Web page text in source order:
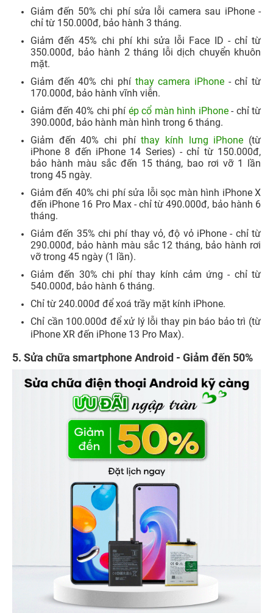
Giảm đến 50% chi phí sửa lỗi camera sau iPhone -
chỉ từ 150.000đ, bảo hành 3 tháng.​
Giảm đến 45% chi phí khi sửa lỗi Face ID - chỉ từ
350.000đ, bảo hành 2 tháng lỗi dịch chuyển khuôn
mặt.
Giảm đến 40% chi phí thay camera iPhone- chỉ từ
170.000đ, bảo hành vĩnh viễn.
Giảm đến 40% chi phí ép cổ màn hình iPhone- chỉ từ
390.000đ, bảo hành màn hình trong 6 tháng.
Giảm đến 40% chi phíthay kính lưng iPhone (từ
iPhone 8 đến iPhone 14 Series) - chỉ từ 150.000đ,
bảo hành màu sắc đến 15 tháng, bao rơi vỡ 1 lần
trong 45 ngày.
Giảm đến 40% chi phí sửa lỗi sọc màn hình iPhone X
đến iPhone 16 Pro Max - chỉ từ 490.000đ, bảo hành 6
tháng.
Giảm đến 35% chi phí thay vỏ, độ vỏ iPhone - chỉ từ
290.000đ, bảo hành màu sắc 12 tháng, bảo hành rơi
vỡ trong 45 ngày (1 lần).
Giảm đến 30% chi phí thay kính cảm ứng - chỉ từ
540.000đ, bảo hành 6 tháng.
Chỉ từ 240.000đ để xoá trầy mặt kính iPhone.
Chỉ cần 100.000đ để xử lý lỗi thay pin báo bảo trì (từ
iPhone XR đến iPhone 13 Pro Max).
5. Sửa chữa smartphone Android - Giảm đến 50%